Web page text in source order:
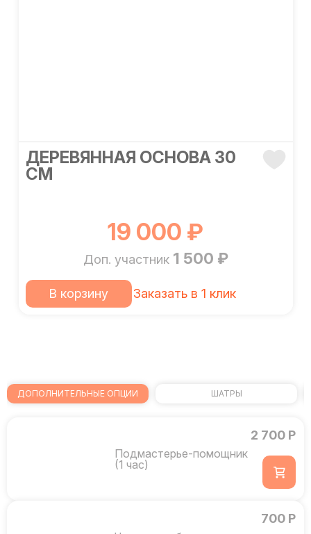
ДЕРЕВЯННАЯ ОСНОВА 30
СМ
19 000 ₽
Доп. участник 1 500 ₽
В корзину Заказать в 1 клик
ДОПОЛНИТЕЛЬНЫЕ ОПЦИИ ШАТРЫ
Подмастерье-помощник
(1 час)
2 700 Р
700 Р